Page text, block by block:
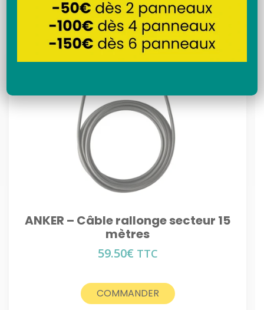
Recherche
ANKER – Câble rallonge secteur 15
mètres
59.50€ TTC
COMMANDER